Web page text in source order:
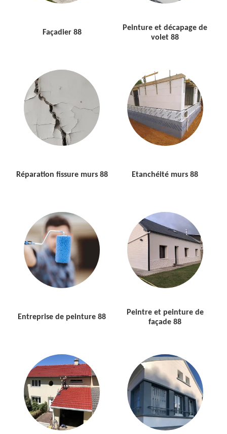
Façadier 88
Peinture et décapage de
volet 88
Réparation fissure murs 88 Etanchéité murs 88
Entreprise de peinture 88
Peintre et peinture de
façade 88